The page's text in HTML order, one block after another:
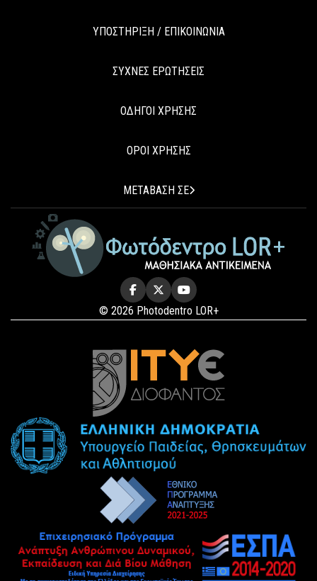
ΥΠΟΣΤΗΡΙΞΗ / ΕΠΙΚΟΙΝΩΝΙΑ
ΣΥΧΝΕΣ ΕΡΩΤΗΣΕΙΣ
ΟΔΗΓΟΙ ΧΡΗΣΗΣ
ΟΡΟΙ ΧΡΗΣΗΣ
ΜΕΤΑΒΑΣΗ ΣΕ
© 2026 Photodentro LOR+